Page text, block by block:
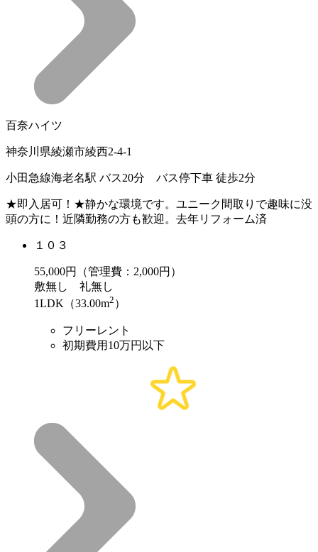
百奈ハイツ
神奈川県綾瀬市綾西2-4-1
小田急線海老名駅 バス20分 バス停下車 徒歩2分
★即入居可！★静かな環境です。ユニーク間取りで趣味に没
頭の方に！近隣勤務の方も歓迎。去年リフォーム済
１０３
55,000円（管理費：2,000円）
敷無し 礼無し
1LDK（33.00m2 ）
フリーレント
初期費用10万円以下